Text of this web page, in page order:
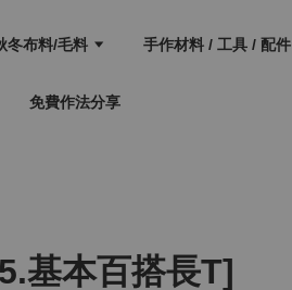
冬布料/毛料 手作材料 / 工具 / 配件
免費作法分享
基本百搭長T]